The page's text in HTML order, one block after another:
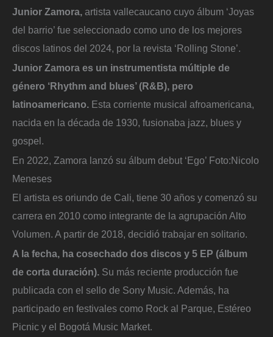
Junior Zamora, artista vallecaucano cuyo álbum ‘Joyas
del barrio’ fue seleccionado como uno de los mejores
discos latinos del 2024, por la revista ‘Rolling Stone’.
Junior Zamora es un instrumentista múltiple de
género ‘Rhythm and blues’ (R&B), pero
latinoamericano. Esta corriente musical afroamericana,
nacida en la década de 1930, fusionaba jazz, blues y
gospel.
En 2022, Zamora lanzó su álbum debut ‘Ego’ Foto:Nicolo
Meneses
El artista es oriundo de Cali, tiene 30 años y comenzó su
carrera en 2010 como integrante de la agrupación Alto
Volumen. A partir de 2018, decidió trabajar en solitario.
A la fecha, ha cosechado dos discos y 5 EP (álbum
de corta duración). Su más reciente producción fue
publicada con el sello de Sony Music. Además, ha
participado en festivales como Rock al Parque, Estéreo
Picnic y el Bogotá Music Market.